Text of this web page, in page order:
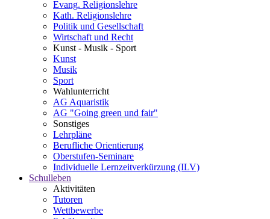
Evang. Religionslehre
Kath. Religionslehre
Politik und Gesellschaft
Wirtschaft und Recht
Kunst - Musik - Sport
Kunst
Musik
Sport
Wahlunterricht
AG Aquaristik
AG "Going green und fair"
Sonstiges
Lehrpläne
Berufliche Orientierung
Oberstufen-Seminare
Individuelle Lernzeitverkürzung (ILV)
Schulleben
Aktivitäten
Tutoren
Wettbewerbe